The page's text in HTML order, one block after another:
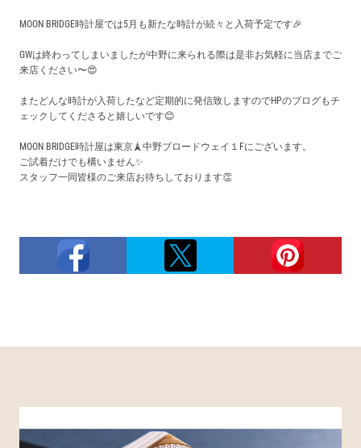
ご利用ガイド
保証とメンテナンス
MOON BRIDGE時計屋では5月も新たな時計が続々と入荷予定です🎉
GWは終わってしまいましたが中野に来られる際は是非お気軽に当店までご
来店ください〜😍
またどんな時計が入荷したなど定期的に発信致しますのでHPのブログもチ
ェックしてくださると嬉しいです😊
MOON BRIDGE時計屋は東京🗼中野ブロードウェイ１Fにございます。
ご試着だけでも構いません✨
スタッフ一同皆様のご来店お待ちしております👏